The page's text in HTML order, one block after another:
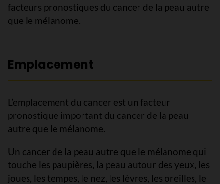
facteurs pronostiques du cancer de la peau autre
que le mélanome.
Emplacement
L’emplacement du cancer est un facteur
pronostique important du cancer de la peau
autre que le mélanome.
Un cancer de la peau autre que le mélanome qui
touche les paupières, la peau autour des yeux, les
joues, les tempes, le nez, les lèvres, les oreilles, le